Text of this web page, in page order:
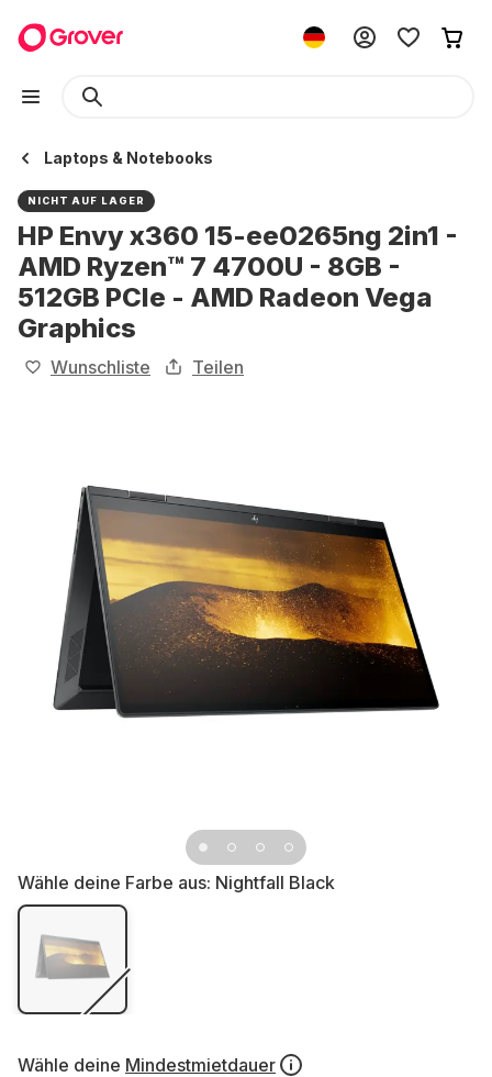
Laptops & Notebooks
NICHT AUF LAGER
HP Envy x360 15-ee0265ng 2in1 -
AMD Ryzen™ 7 4700U - 8GB -
512GB PCIe - AMD Radeon Vega
Graphics
Wunschliste Teilen
Wähle deine Farbe aus: Nightfall Black
Wähle deine Mindestmietdauer